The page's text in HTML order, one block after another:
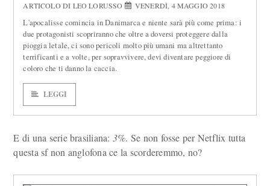
ARTICOLO DI LEO LORUSSO VENERDÌ, 4 MAGGIO 2018
L'apocalisse comincia in Danimarca e niente sarà più come prima: i
due protagonisti scopriranno che oltre a doversi proteggere dalla
pioggia letale, ci sono pericoli molto più umani ma altrettanto
terrificanti e a volte, per sopravvivere, devi diventare peggiore di
coloro che ti danno la caccia.
LEGGI
E di una serie brasiliana: 3%. Se non fosse per Netflix tutta
questa sf non anglofona ce la scorderemmo, no?